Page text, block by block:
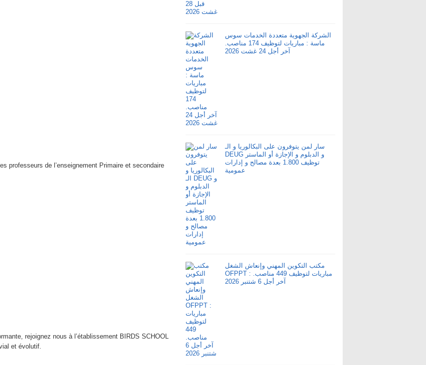
professeurs de l’enseignement Primaire et secondaire
rejoignez nous à l’établissement BIRDS SCHOOL
et évolutif.
الشركة الجهوية متعددة الخدمات سوس
ماسة : مباريات لتوظيف 174 مناصب.
آخر أجل 24 غشت 2026
سار لمن يتوفرون على البكالوريا و الـ
DEUG و الدبلوم و الإجازة أو الماستر
توظيف 1.800 بعدة مصالح و إدارات
عمومية
مكتب التكوين المهني وإنعاش الشغل
OFPPT : مباريات لتوظيف 449 مناصب.
آخر أجل 6 شتنبر 2026